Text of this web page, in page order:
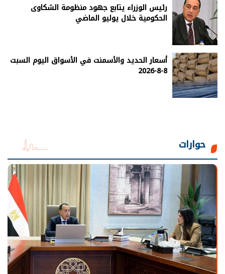
رئيس الوزراء يتابع جهود منظومة الشكاوى
الحكومية خلال يوليو الماضي
أسعار الحديد والأسمنت في الأسواق اليوم السبت
8-8-2026
حوارات